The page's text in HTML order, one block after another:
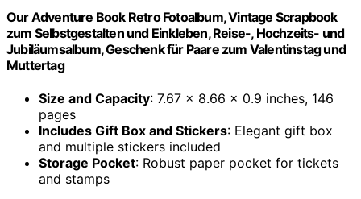
Our Adventure Book Retro Fotoalbum, Vintage Scrapbook
zum Selbstgestalten und Einkleben, Reise-, Hochzeits- und
Jubiläumsalbum, Geschenk für Paare zum Valentinstag und
Muttertag
Size and Capacity: 7.67 x 8.66 x 0.9 inches, 146
pages
Includes Gift Box and Stickers: Elegant gift box
and multiple stickers included
Storage Pocket: Robust paper pocket for tickets
and stamps